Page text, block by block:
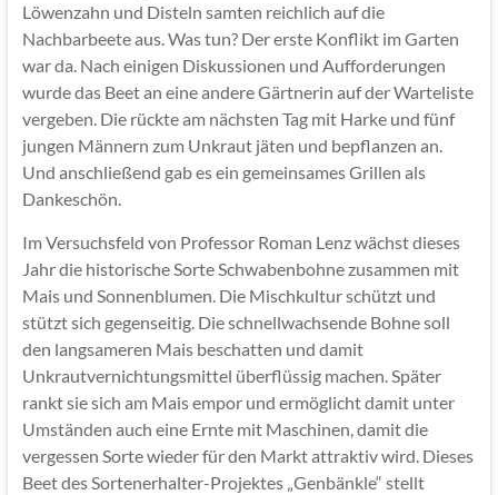
Löwenzahn und Disteln samten reichlich auf die
Nachbarbeete aus. Was tun? Der erste Konflikt im Garten
war da. Nach einigen Diskussionen und Aufforderungen
wurde das Beet an eine andere Gärtnerin auf der Warteliste
vergeben. Die rückte am nächsten Tag mit Harke und fünf
jungen Männern zum Unkraut jäten und bepflanzen an.
Und anschließend gab es ein gemeinsames Grillen als
Dankeschön.
Im Versuchsfeld von Professor Roman Lenz wächst dieses
Jahr die historische Sorte Schwabenbohne zusammen mit
Mais und Sonnenblumen. Die Mischkultur schützt und
stützt sich gegenseitig. Die schnellwachsende Bohne soll
den langsameren Mais beschatten und damit
Unkrautvernichtungsmittel überflüssig machen. Später
rankt sie sich am Mais empor und ermöglicht damit unter
Umständen auch eine Ernte mit Maschinen, damit die
vergessen Sorte wieder für den Markt attraktiv wird. Dieses
Beet des Sortenerhalter-Projektes „Genbänkle“ stellt